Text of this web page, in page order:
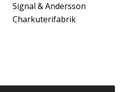
Signal & Andersson
Charkuterifabrik